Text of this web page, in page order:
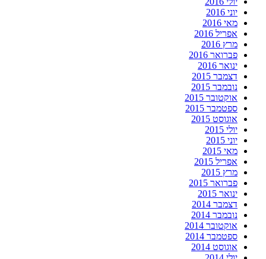
יוני 2016
מאי 2016
אפריל 2016
מרץ 2016
פברואר 2016
ינואר 2016
דצמבר 2015
נובמבר 2015
אוקטובר 2015
ספטמבר 2015
אוגוסט 2015
יולי 2015
יוני 2015
מאי 2015
אפריל 2015
מרץ 2015
פברואר 2015
ינואר 2015
דצמבר 2014
נובמבר 2014
אוקטובר 2014
ספטמבר 2014
אוגוסט 2014